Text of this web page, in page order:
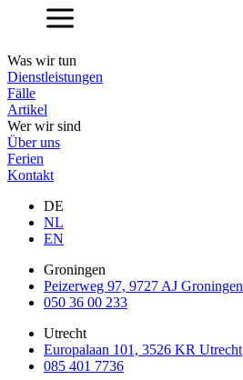
Was wir tun
Dienstleistungen
Fälle
Artikel
Wer wir sind
Über uns
Ferien
Kontakt
DE
NL
EN
Groningen
Peizerweg 97, 9727 AJ Groningen
050 36 00 233
Utrecht
Europalaan 101, 3526 KR Utrecht
085 401 7736